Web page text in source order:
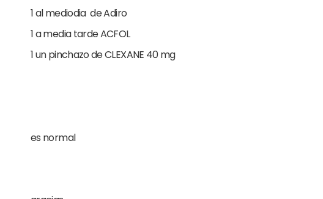
1 al mediodia de Adiro
1 a media tarde ACFOL
1 un pinchazo de CLEXANE 40 mg
es normal